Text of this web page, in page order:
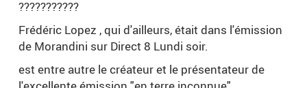
???????????
Frédéric Lopez , qui d'ailleurs, était dans l'émission
de Morandini sur Direct 8 Lundi soir.
est entre autre le créateur et le présentateur de